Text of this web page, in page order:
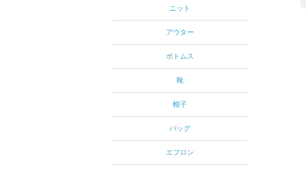
ルブランド
専門通販
ニット
アウター
ボトムス
靴
帽子
バッグ
エプロン